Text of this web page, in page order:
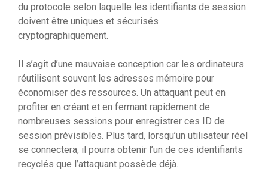
du protocole selon laquelle les identifiants de session
doivent être uniques et sécurisés
cryptographiquement.
Il s’agit d’une mauvaise conception car les ordinateurs
réutilisent souvent les adresses mémoire pour
économiser des ressources. Un attaquant peut en
profiter en créant et en fermant rapidement de
nombreuses sessions pour enregistrer ces ID de
session prévisibles. Plus tard, lorsqu’un utilisateur réel
se connectera, il pourra obtenir l’un de ces identifiants
recyclés que l’attaquant possède déjà.